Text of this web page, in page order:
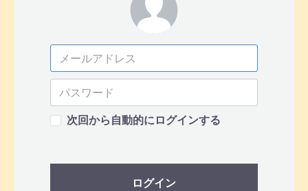
次回から自動的にログインする
ログイン